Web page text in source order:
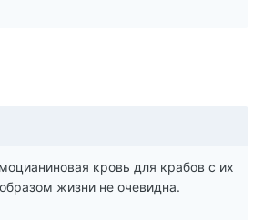
кровь для крабов с их
жизни не очевидна.